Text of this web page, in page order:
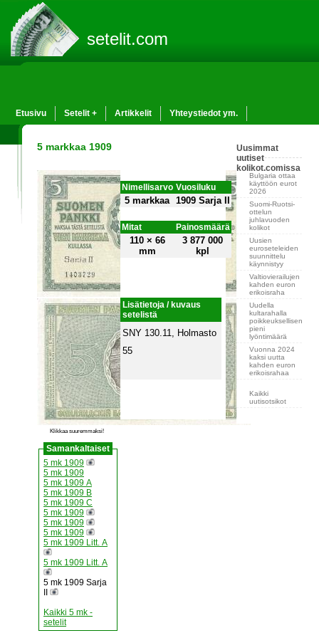
setelit.com
Etusivu Setelit + Artikkelit Yhteystiedot ym.
5 markkaa 1909
Klikkaa suuremmaksi!
Samankaltaiset
5 mk 1909
5 mk 1909
5 mk 1909 A
5 mk 1909 B
5 mk 1909 C
5 mk 1909
5 mk 1909
5 mk 1909
5 mk 1909 Litt. A
5 mk 1909 Litt. A
5 mk 1909 Sarja
Kaikki 5 mk -
setelit
Nimellisarvo Vuosiluku
5 markkaa 1909 Sarja II
Mitat Painosmäärä
110 × 66
mm
3 877 000
kpl
Lisätietoja / kuvaus
setelistä
SNY 130.11, Holmasto
55
Uusimmat
uutiset
kolikot.comissa
Bulgaria ottaa
käyttöön eurot
2026
Suomi-Ruotsi-
ottelun
juhlavuoden
kolikot
Uusien
euroseteleiden
suunnittelu
käynnistyy
Valtiovierailujen
kahden euron
erikoisraha
Uudella
kultarahalla
poikkeuksellisen
pieni
lyöntimäärä
Vuonna 2024
kaksi uutta
kahden euron
erikoisrahaa
Kaikki
uutisotsikot